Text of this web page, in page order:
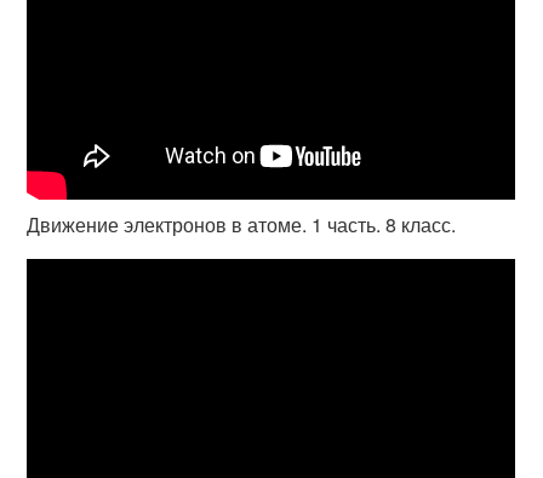
Движение электронов в атоме. 1 часть. 8 класс.